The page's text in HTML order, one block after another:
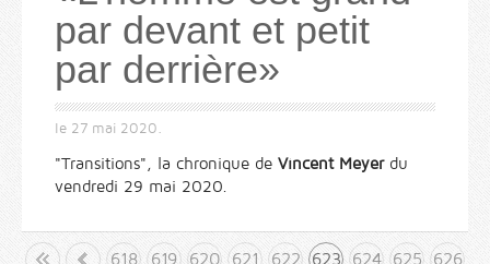
par devant et petit
par derrière»
le 27 mai 2020.
"Transitions", la chronique de Vincent Meyerdu
vendredi 29 mai 2020.
« 618 619 620 621 622 623 624 625 626